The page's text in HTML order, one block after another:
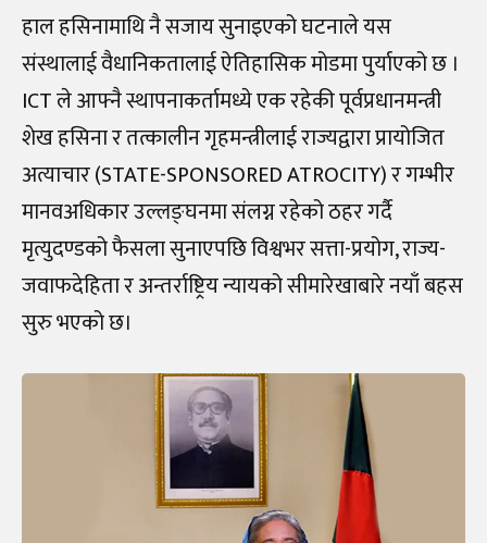
हाल हसिनामाथि नै सजाय सुनाइएको घटनाले यस
संस्थालाई वैधानिकतालाई ऐतिहासिक मोडमा पुर्याएको छ ।
ICT ले आफ्नै स्थापनाकर्तामध्ये एक रहेकी पूर्वप्रधानमन्त्री
शेख हसिना र तत्कालीन गृहमन्त्रीलाई राज्यद्वारा प्रायोजित
अत्याचार (STATE-SPONSORED ATROCITY) र गम्भीर
मानवअधिकार उल्लङ्घनमा संलग्न रहेको ठहर गर्दै
मृत्युदण्डको फैसला सुनाएपछि विश्वभर सत्ता-प्रयोग, राज्य-
जवाफदेहिता र अन्तर्राष्ट्रिय न्यायको सीमारेखाबारे नयाँ बहस
सुरु भएको छ।